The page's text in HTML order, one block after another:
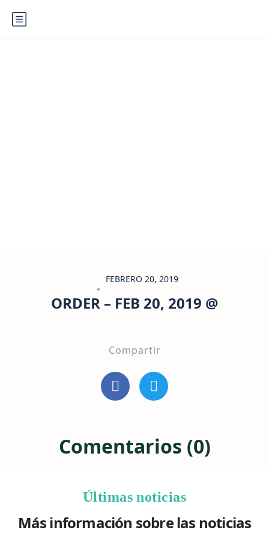
FEBRERO 20, 2019
ORDER – FEB 20, 2019 @
Compartir
Comentarios (0)
Últimas noticias
Más información sobre las noticias